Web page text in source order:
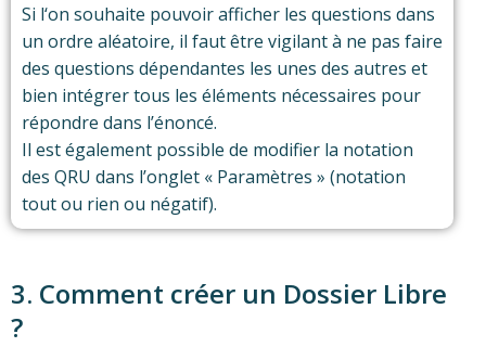
Si l‘on souhaite pouvoir afficher les questions dans
un ordre aléatoire, il faut être vigilant à ne pas faire
des questions dépendantes les unes des autres et
bien intégrer tous les éléments nécessaires pour
répondre dans l’énoncé.
Il est également possible de modifier la notation
des QRU dans l’onglet « Paramètres » (notation
tout ou rien ou négatif).
3. Comment créer un Dossier Libre
?